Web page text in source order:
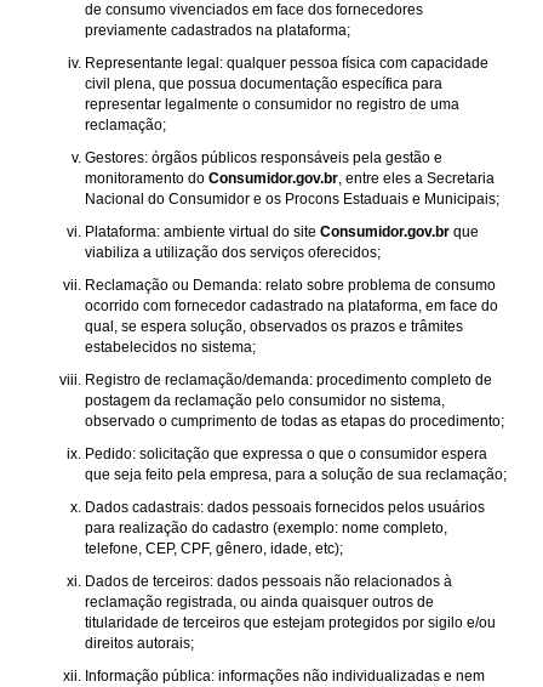
de consumo vivenciados em face dos fornecedores
previamente cadastrados na plataforma;
Representante legal: qualquer pessoa física com capacidade
civil plena, que possua documentação específica para
representar legalmente o consumidor no registro de uma
reclamação;
Gestores: órgãos públicos responsáveis pela gestão e
monitoramento do Consumidor.gov.br, entre eles a Secretaria
Nacional do Consumidor e os Procons Estaduais e Municipais;
Plataforma: ambiente virtual do site Consumidor.gov.br que
viabiliza a utilização dos serviços oferecidos;
Reclamação ou Demanda: relato sobre problema de consumo
ocorrido com fornecedor cadastrado na plataforma, em face do
qual, se espera solução, observados os prazos e trâmites
estabelecidos no sistema;
Registro de reclamação/demanda: procedimento completo de
postagem da reclamação pelo consumidor no sistema,
observado o cumprimento de todas as etapas do procedimento;
Pedido: solicitação que expressa o que o consumidor espera
que seja feito pela empresa, para a solução de sua reclamação;
Dados cadastrais: dados pessoais fornecidos pelos usuários
para realização do cadastro (exemplo: nome completo,
telefone, CEP, CPF, gênero, idade, etc);
Dados de terceiros: dados pessoais não relacionados à
reclamação registrada, ou ainda quaisquer outros de
titularidade de terceiros que estejam protegidos por sigilo e/ou
direitos autorais;
Informação pública: informações não individualizadas e nem